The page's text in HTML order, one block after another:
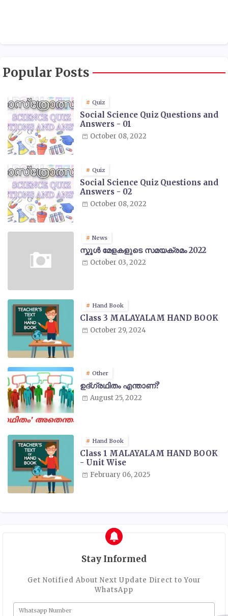
Popular Posts
Quiz
Social Science Quiz Questions and
Answers - 01
October 08, 2022
Quiz
Social Science Quiz Questions and
Answers - 02
October 08, 2022
News
സ്കൂൾ മേളകളുടെ സമയക്രമം 2022
October 03, 2022
Hand Book
Class 3 MALAYALAM HAND BOOK
October 29, 2024
Other
ഉദ്ഗ്രഥിതം എന്താണ്?
August 25, 2022
Hand Book
Class 1 MALAYALAM HAND BOOK
- Unit Wise
February 06, 2025
Stay Informed
Get Notified About Next Update Direct to Your
WhatsApp